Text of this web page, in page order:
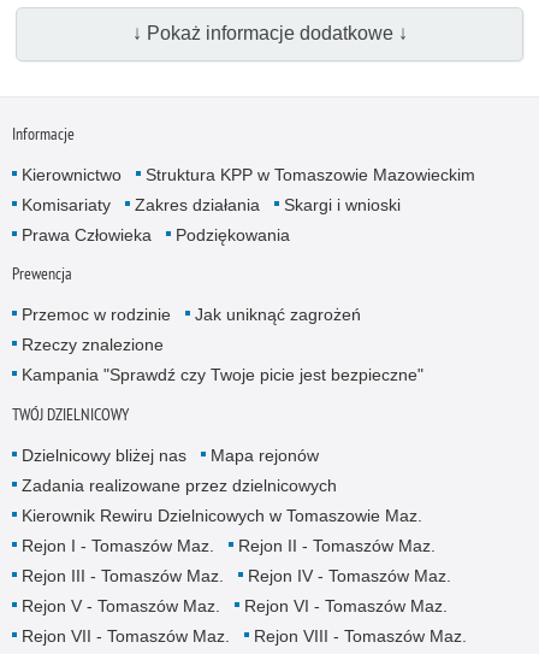
↓ Pokaż informacje dodatkowe ↓
Informacje
Kierownictwo
Struktura KPP w Tomaszowie Mazowieckim
Komisariaty
Zakres działania
Skargi i wnioski
Prawa Człowieka
Podziękowania
Prewencja
Przemoc w rodzinie
Jak uniknąć zagrożeń
Rzeczy znalezione
Kampania "Sprawdź czy Twoje picie jest bezpieczne"
TWÓJ DZIELNICOWY
Dzielnicowy bliżej nas
Mapa rejonów
Zadania realizowane przez dzielnicowych
Kierownik Rewiru Dzielnicowych w Tomaszowie Maz.
Rejon I - Tomaszów Maz.
Rejon II - Tomaszów Maz.
Rejon III - Tomaszów Maz.
Rejon IV - Tomaszów Maz.
Rejon V - Tomaszów Maz.
Rejon VI - Tomaszów Maz.
Rejon VII - Tomaszów Maz.
Rejon VIII - Tomaszów Maz.